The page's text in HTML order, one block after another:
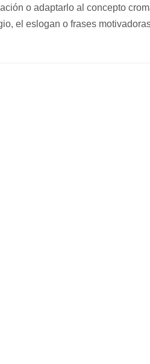
o adaptarlo al concepto
el eslogan o frases